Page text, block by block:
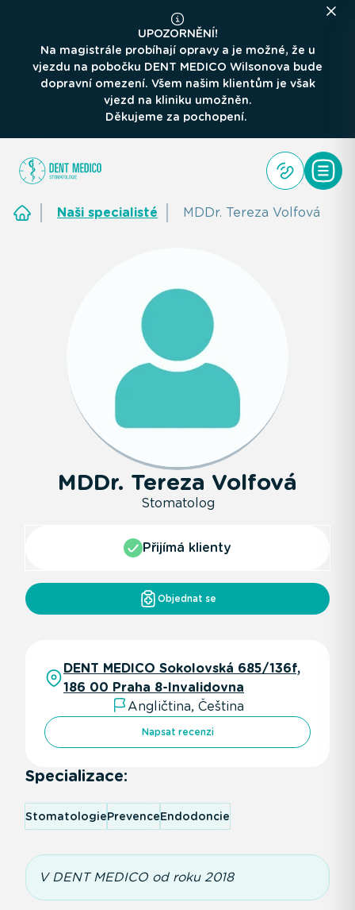
UPOZORNĚNÍ!
Na magistrále probíhají opravy a je možné, že u
vjezdu na pobočku DENT MEDICO Wilsonova bude
dopravní omezení. Všem našim klientům je však
vjezd na kliniku umožněn.
Děkujeme za pochopení.
Naši specialisté MDDr. Tereza Volfová
MDDr. Tereza Volfová
Stomatolog
Přijímá klienty
Objednat se
DENT MEDICO Sokolovská 685/136f,
186 00 Praha 8-Invalidovna
Angličtina, Čeština
Napsat recenzi
Specializace:
StomatologiePrevenceEndodoncie
V DENT MEDICO od roku 2018